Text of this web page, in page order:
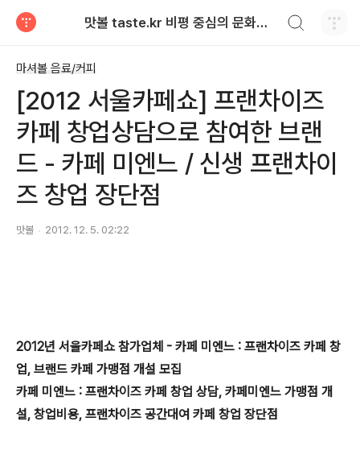
맛볼 taste.kr 비평 중심의 문화적 기호 · 맛 · 향기 리뷰
마셔볼 음료/커피
[2012 서울카페쇼] 프랜차이즈
카페 창업상담으로 참여한 브랜
드 - 카페 미엔느 / 신생 프랜차이
즈 창업 장단점
맛볼 2012. 12. 5. 02:22
2012년 서울카페쇼 참가업체 - 카페 미엔느 : 프랜차이즈 카페 창
업, 브랜드 카페 가맹점 개설 모집
카페 미엔느 : 프랜차이즈 카페 창업 상담, 카페미엔느 가맹점 개
설, 창업비용, 프랜차이즈 공간대여 카페 창업 장단점